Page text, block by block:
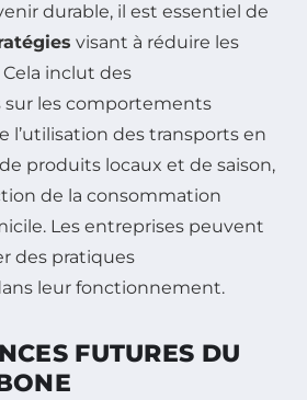
durable, il est essentiel de
visant à réduire les
Cela inclut des
les comportements
l’utilisation des transports en
produits locaux et de saison,
de la consommation
Les entreprises peuvent
des pratiques
leur fonctionnement.
FUTURES DU